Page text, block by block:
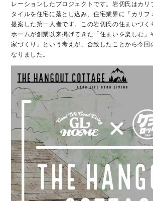
レーションしたプロジェクトです。岩切氏はカリ
タイルを住宅に落とし込み、住宅業界に「カリフ
提案した第一人者です。この岩切氏の住まいづく
ホームが創業以来掲げてきた「住まいを楽しむ」
家づくり」という考えが、合致したことから今回
なりました。